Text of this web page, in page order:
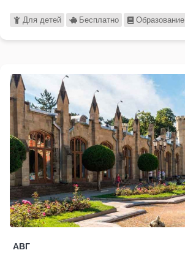
Для детей Бесплатно Образование
АВГ